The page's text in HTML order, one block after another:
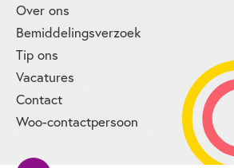
Over ons
Bemiddelingsverzoek
Tip ons
Vacatures
Contact
Woo-contactpersoon